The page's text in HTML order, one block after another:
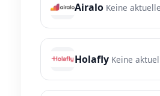
Airalo Keine
Holafly Keine